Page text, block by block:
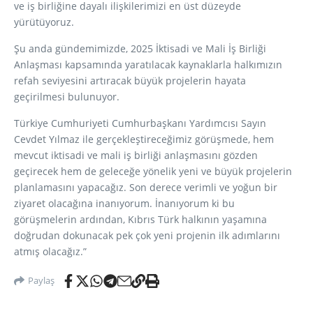
ve iş birliğine dayalı ilişkilerimizi en üst düzeyde
yürütüyoruz.
Şu anda gündemimizde, 2025 İktisadi ve Mali İş Birliği
Anlaşması kapsamında yaratılacak kaynaklarla halkımızın
refah seviyesini artıracak büyük projelerin hayata
geçirilmesi bulunuyor.
Türkiye Cumhuriyeti Cumhurbaşkanı Yardımcısı Sayın
Cevdet Yılmaz ile gerçekleştireceğimiz görüşmede, hem
mevcut iktisadi ve mali iş birliği anlaşmasını gözden
geçirecek hem de geleceğe yönelik yeni ve büyük projelerin
planlamasını yapacağız. Son derece verimli ve yoğun bir
ziyaret olacağına inanıyorum. İnanıyorum ki bu
görüşmelerin ardından, Kıbrıs Türk halkının yaşamına
doğrudan dokunacak pek çok yeni projenin ilk adımlarını
atmış olacağız.”
Paylaş